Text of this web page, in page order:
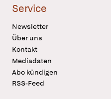
Service
Newsletter
Über uns
Kontakt
Mediadaten
Abo kündigen
RSS-Feed